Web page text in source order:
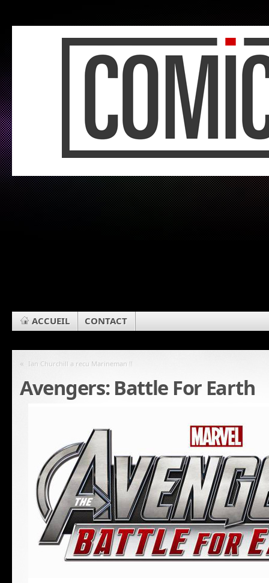
ACCUEIL CONTACT
« Ian Churchill a recu Marineman !!
Avengers: Battle For Earth